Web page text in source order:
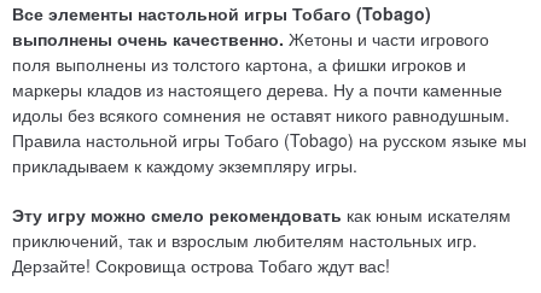
Все элементы настольной игры Тобаго (Tobago)
выполнены очень качественно. Жетоны и части игрового
поля выполнены из толстого картона, а фишки игроков и
маркеры кладов из настоящего дерева. Ну а почти каменные
идолы без всякого сомнения не оставят никого равнодушным.
Правила настольной игры Тобаго (Tobago) на русском языке мы
прикладываем к каждому экземпляру игры.
Эту игру можно смело рекомендовать как юным искателям
приключений, так и взрослым любителям настольных игр.
Дерзайте! Сокровища острова Тобаго ждут вас!